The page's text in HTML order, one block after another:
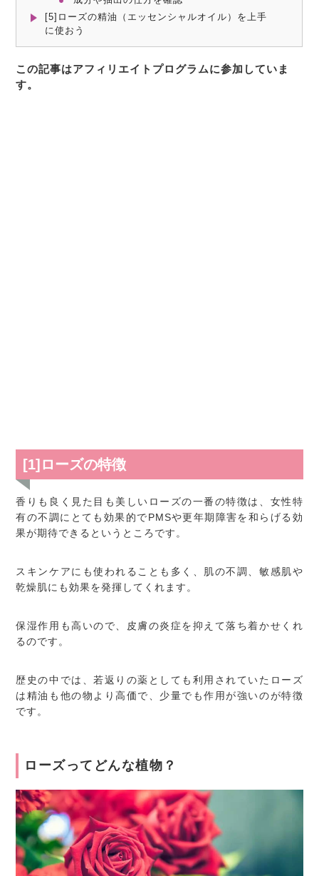
[5]ローズの精油（エッセンシャルオイル）を上手
に使おう
この記事はアフィリエイトプログラムに参加していま
す。
[1]ローズの特徴
香りも良く見た目も美しいローズの一番の特徴は、女性特
有の不調にとても効果的でPMSや更年期障害を和らげる効
果が期待できるというところです。
スキンケアにも使われることも多く、肌の不調、敏感肌や
乾燥肌にも効果を発揮してくれます。
保湿作用も高いので、皮膚の炎症を抑えて落ち着かせくれ
るのです。
歴史の中では、若返りの薬としても利用されていたローズ
は精油も他の物より高価で、少量でも作用が強いのが特徴
です。
ローズってどんな植物？